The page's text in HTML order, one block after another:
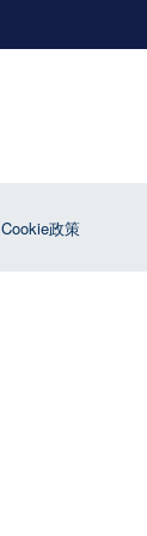
Cookie政策